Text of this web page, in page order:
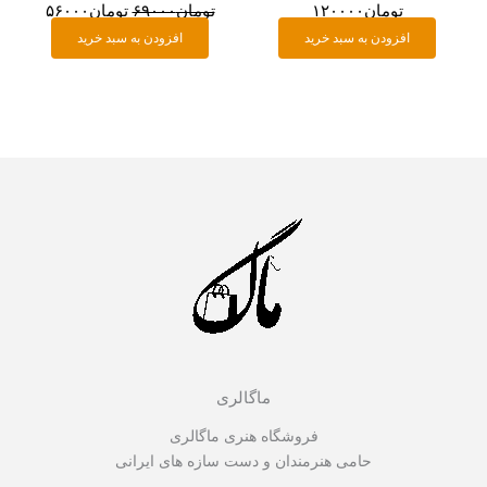
تومان۱۲۰۰۰۰
افزودن به سبد خرید
تومان۶۹۰۰۰ تومان۵۶۰۰۰
افزودن به سبد خرید
ماگالری
فروشگاه هنری ماگالری
حامی هنرمندان و دست سازه های ایرانی